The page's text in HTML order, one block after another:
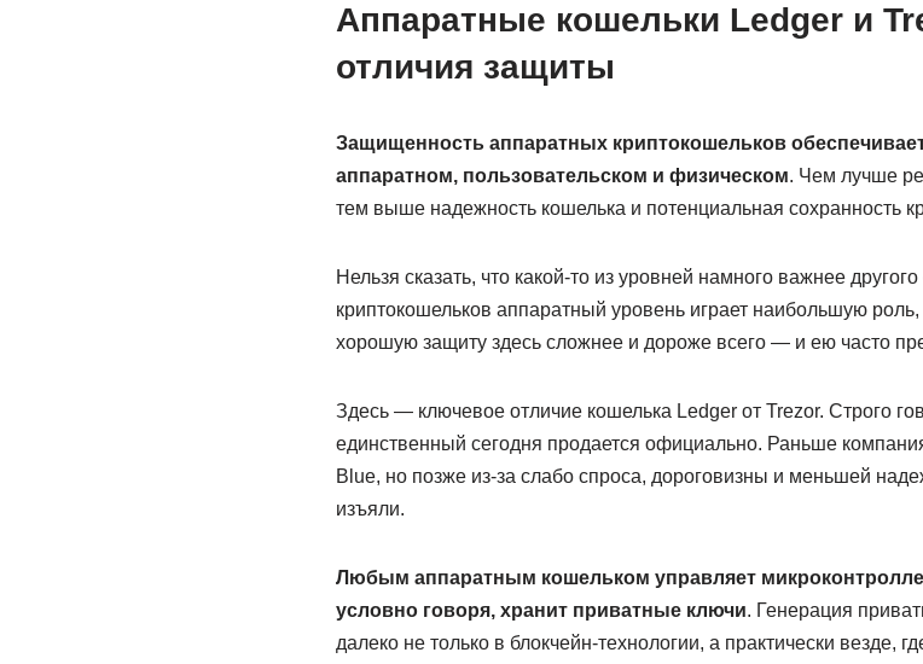
Аппаратные кошельки Ledger и
отличия защиты
Защищенность аппаратных криптокошельков
аппаратном, пользовательском и физическом. Чем лучше
тем выше надежность кошелька и потенциальная сохранность
Нельзя сказать, что какой-то из уровней намного важнее
криптокошельков аппаратный уровень играет наибольшую роль,
хорошую защиту здесь сложнее и дороже всего — и ею часто
Здесь — ключевое отличие кошелька Ledger от Trezor. Строго
единственный сегодня продается официально. Раньше
Blue, но позже из-за слабо спроса, дороговизны и меньшей
изъяли.
Любым аппаратным кошельком управляет
условно говоря, хранит приватные ключи. Генерация
далеко не только в блокчейн-технологии, а практически везде,